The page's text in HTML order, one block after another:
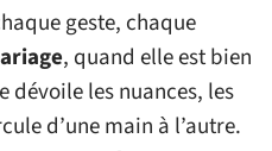
geste, chaque
, quand elle est bien
dévoile les nuances, les
d’une main à l’autre.